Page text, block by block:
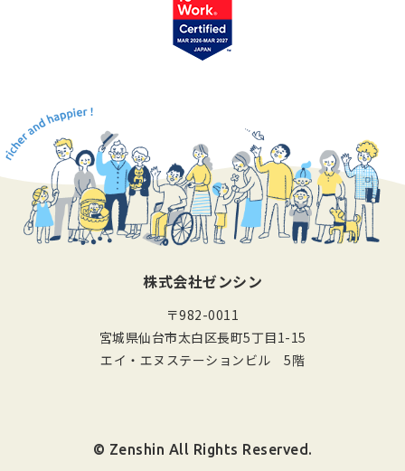
株式会社ゼンシン
〒982-0011
宮城県仙台市太白区長町5丁目1-15
エイ・エヌステーションビル 5階
© Zenshin All Rights Reserved.